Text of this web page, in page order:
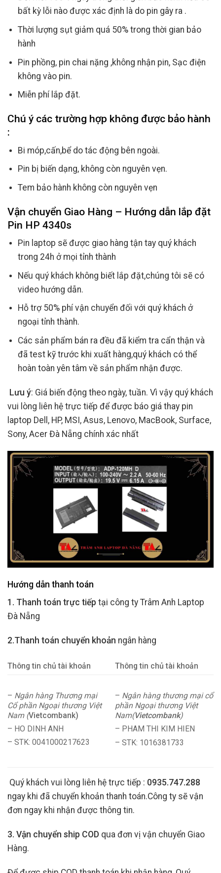
bất kỳ lỗi nào được xác định là do pin gây ra .
Thời lượng sụt giảm quá 50% trong thời gian bảo
hành
Pin phồng, pin chai nặng ,không nhận pin, Sạc điện
không vào pin.
Miễn phí lắp đặt.
Chú ý các trường hợp không được bảo hành
:
Bi móp,cấn,bể do tác động bên ngoài.
Pin bị biến dạng, không còn nguyên vẹn.
Tem bảo hành không còn nguyên vẹn
Vận chuyển Giao Hàng – Hướng dẫn lắp đặt
Pin HP 4340s
Pin laptop sẽ được giao hàng tận tay quý khách
trong 24h ở mọi tỉnh thành
Nếu quý khách không biết lắp đặt,chúng tôi sẽ có
video hướng dẫn.
Hỗ trợ 50% phí vận chuyển đối với quý khách ở
ngoại tỉnh thành.
Các sản phẩm bán ra đều đã kiểm tra cẩn thận và
đã test kỹ trước khi xuất hàng,quý khách có thể
hoàn toàn yên tâm về sản phẩm nhận được.
Lưu ý: Giá biến động theo ngày, tuần. Vì vậy quý khách
vui lòng liên hệ trực tiếp để được báo giá thay pin
laptop Dell, HP, MSI, Asus, Lenovo, MacBook, Surface,
Sony, Acer Đà Nẵng chính xác nhất
Hướng dẫn thanh toán
1. Thanh toán trực tiếp tại công ty Trâm Anh Laptop
Đà Nẵng
2.Thanh toán chuyển khoản ngân hàng
Thông tin chủ tài khoản Thông tin chủ tài khoản
– Ngân hàng Thương mại
Cổ phần Ngoại thương Việt
Nam (Vietcombank)
– HO DINH ANH
– STK: 0041000217623
– Ngân hàng thương mại cổ
phần Ngoại thương Việt
Nam(Vietcombank)
– PHAM THI KIM HIEN
– STK: 1016381733
Quý khách vui lòng liên hệ trực tiếp : 0935.747.288
ngay khi đã chuyển khoản thanh toán.Công ty sẽ vận
đơn ngay khi nhận được thông tin.
3. Vận chuyển ship COD qua đơn vị vận chuyển Giao
Hàng.